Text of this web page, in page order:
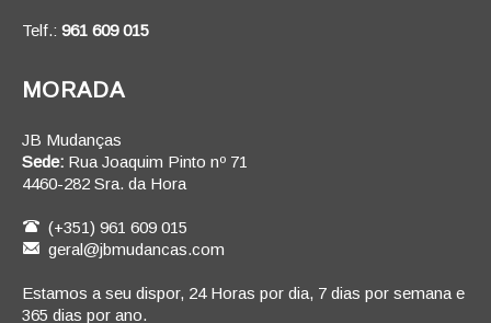
Telf.: 961 609 015
MORADA
JB Mudanças
Sede: Rua Joaquim Pinto nº 71
4460-282 Sra. da Hora
(+351) 961 609 015
geral@jbmudancas.com
Estamos a seu dispor, 24 Horas por dia, 7 dias por semana e
365 dias por ano.